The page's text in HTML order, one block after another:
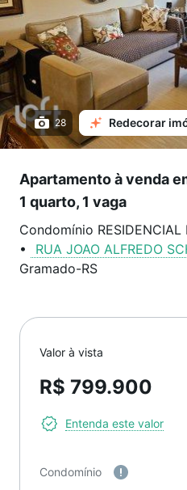
28 Redecorar
Apartamento à venda
1 quarto, 1 vaga
Condomínio RESIDENCIAL
•
RUA JOAO ALFREDO
Gramado-RS
Valor à vista
R$ 799.900
Entenda este valor
Condomínio